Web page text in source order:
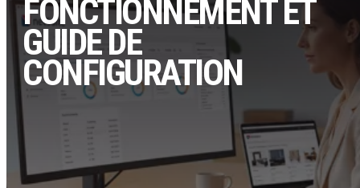
FONCTIONNEMENT ET
GUIDE DE
CONFIGURATION